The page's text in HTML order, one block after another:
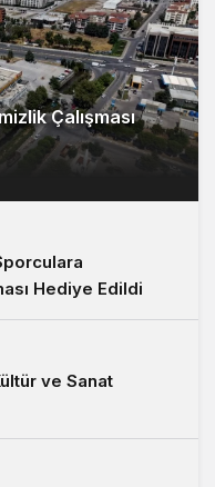
Çalışması
Hediye Edildi
ve Sanat